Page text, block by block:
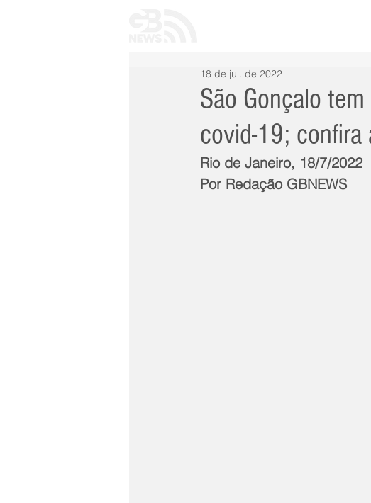
São Gonçalo
covid-19; confira
18 de jul. de 2022
Rio de Janeiro, 18/7/2022
Por Redação GBNEWS